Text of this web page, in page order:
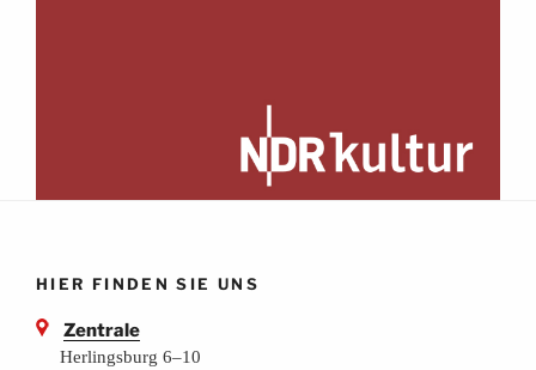
HIER FINDEN SIE UNS
Zentrale
Herlingsburg 6–10